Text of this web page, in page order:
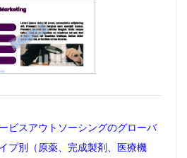
ビスアウトソーシングのグローバ
プ別（原薬、完成製剤、医療機